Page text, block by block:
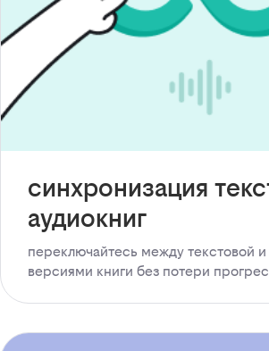
синхронизация
аудиокниг
переключайтесь между текстовой и
версиями книги без потери